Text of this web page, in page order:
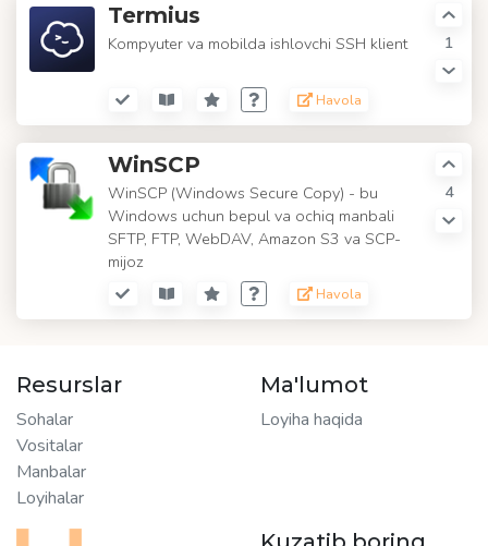
1
Termius
Kompyuter va mobilda ishlovchi SSH klient
Havola
4
WinSCP
WinSCP (Windows Secure Copy) - bu
Windows uchun bepul va ochiq manbali
SFTP, FTP, WebDAV, Amazon S3 va SCP-
mijoz
Havola
Resurslar
Sohalar
Vositalar
Manbalar
Loyihalar
Ma'lumot
Loyiha haqida